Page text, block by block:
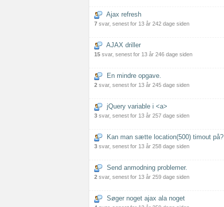
Ajax refresh
7 svar, senest for 13 år 242 dage siden
AJAX driller
15 svar, senest for 13 år 246 dage siden
En mindre opgave.
2 svar, senest for 13 år 245 dage siden
jQuery variable i <a>
3 svar, senest for 13 år 257 dage siden
Kan man sætte location(500) timout på?
3 svar, senest for 13 år 258 dage siden
Send anmodning problemer.
2 svar, senest for 13 år 259 dage siden
Søger noget ajax ala noget